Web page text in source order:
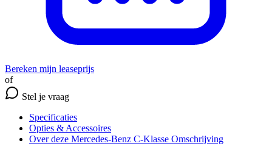
Bereken mijn leaseprijs
of
Stel je vraag
Specificaties
Opties & Accessoires
Over deze Mercedes-Benz C-Klasse Omschrijving